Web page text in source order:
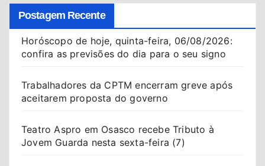
Postagem Recente
Horóscopo de hoje, quinta-feira, 06/08/2026:
confira as previsões do dia para o seu signo
Trabalhadores da CPTM encerram greve após
aceitarem proposta do governo
Teatro Aspro em Osasco recebe Tributo à
Jovem Guarda nesta sexta-feira (7)